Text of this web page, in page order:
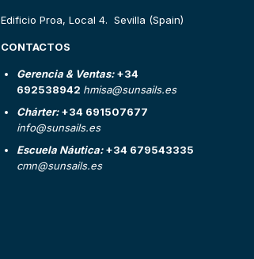
Edificio Proa, Local 4. Sevilla (Spain)
CONTACTOS
Gerencia & Ventas:+34
692538942 hmisa@sunsails.es
Chárter:+34 691507677
info@sunsails.es
Escuela Náutica:+34 679543335
cmn@sunsails.es